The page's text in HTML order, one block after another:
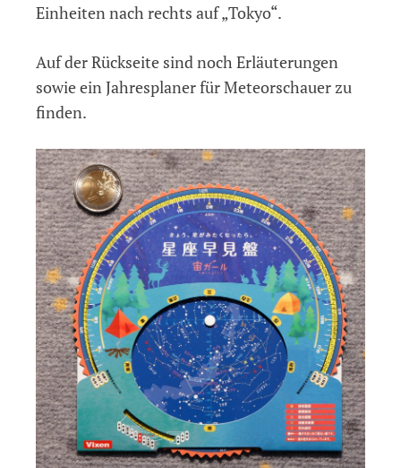
Einheiten nach rechts auf „Tokyo“.
Auf der Rückseite sind noch Erläuterungen
sowie ein Jahresplaner für Meteorschauer zu
finden.